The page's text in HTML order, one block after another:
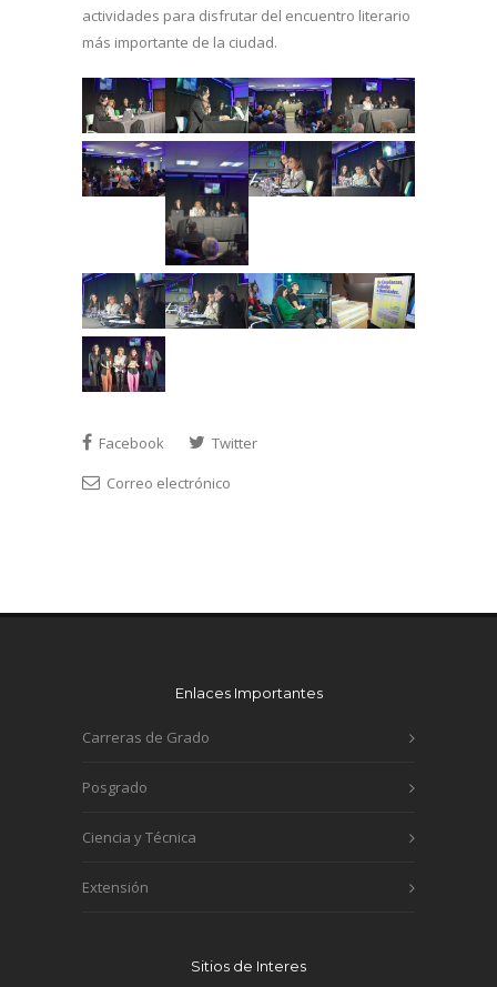
actividades para disfrutar del encuentro literario
más importante de la ciudad.
Facebook
Twitter
Correo electrónico
Enlaces Importantes
Carreras de Grado
Posgrado
Ciencia y Técnica
Extensión
Sitios de Interes